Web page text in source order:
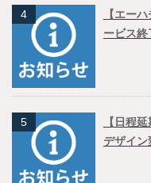
4
【エー
ービス
5
【日程
デザイン